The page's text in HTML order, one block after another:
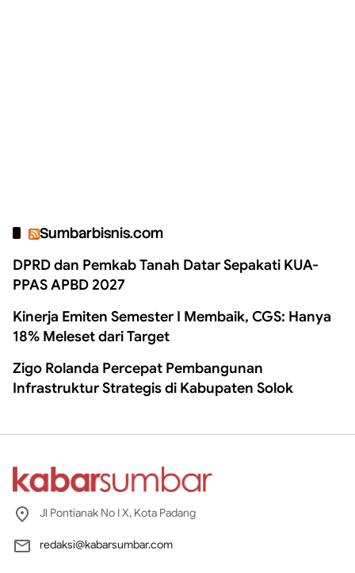
Sumbarbisnis.com
DPRD dan Pemkab Tanah Datar Sepakati KUA-
PPAS APBD 2027
Kinerja Emiten Semester I Membaik, CGS: Hanya
18% Meleset dari Target
Zigo Rolanda Percepat Pembangunan
Infrastruktur Strategis di Kabupaten Solok
Jl Pontianak No I X, Kota Padang
redaksi@kabarsumbar.com